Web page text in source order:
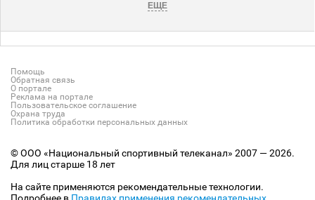
ЕЩЕ
Помощь
Обратная связь
О портале
Реклама на портале
Пользовательское соглашение
Охрана труда
Политика обработки персональных данных
© ООО «Национальный спортивный телеканал» 2007 — 2026.
Для лиц старше 18 лет
На сайте применяются рекомендательные технологии.